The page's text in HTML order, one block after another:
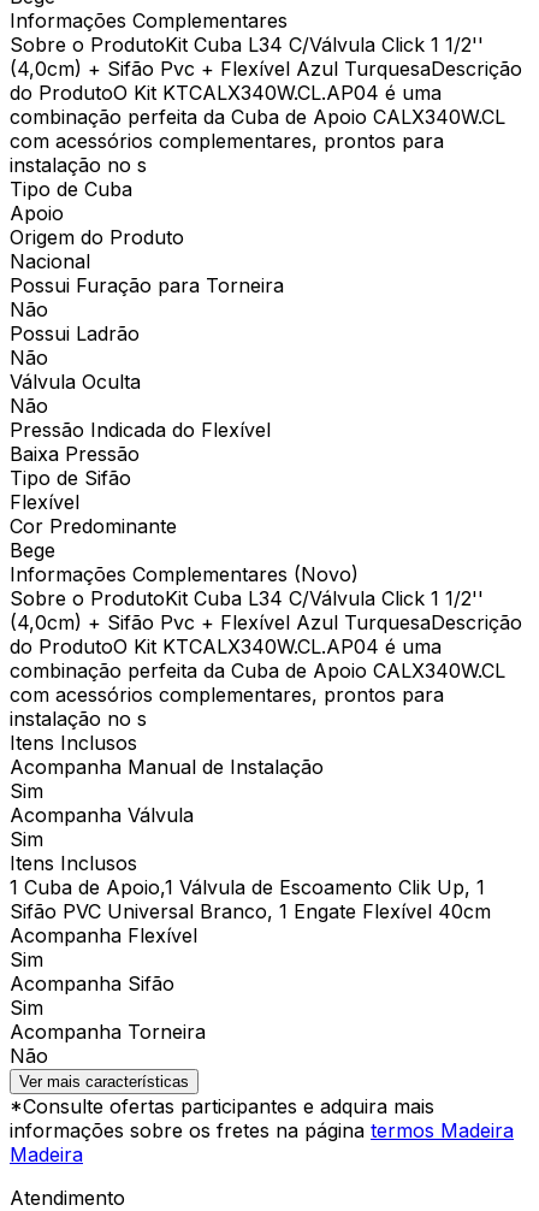
Informações Complementares
Sobre o ProdutoKit Cuba L34 C/Válvula Click 1 1/2''
(4,0cm) + Sifão Pvc + Flexível Azul TurquesaDescrição
do ProdutoO Kit KTCALX340W.CL.AP04 é uma
combinação perfeita da Cuba de Apoio CALX340W.CL
com acessórios complementares, prontos para
instalação no s
Tipo de Cuba
Apoio
Origem do Produto
Nacional
Possui Furação para Torneira
Não
Possui Ladrão
Não
Válvula Oculta
Não
Pressão Indicada do Flexível
Baixa Pressão
Tipo de Sifão
Flexível
Cor Predominante
Bege
Informações Complementares (Novo)
Sobre o ProdutoKit Cuba L34 C/Válvula Click 1 1/2''
(4,0cm) + Sifão Pvc + Flexível Azul TurquesaDescrição
do ProdutoO Kit KTCALX340W.CL.AP04 é uma
combinação perfeita da Cuba de Apoio CALX340W.CL
com acessórios complementares, prontos para
instalação no s
Itens Inclusos
Acompanha Manual de Instalação
Sim
Acompanha Válvula
Sim
Itens Inclusos
1 Cuba de Apoio,1 Válvula de Escoamento Clik Up, 1
Sifão PVC Universal Branco, 1 Engate Flexível 40cm
Acompanha Flexível
Sim
Acompanha Sifão
Sim
Acompanha Torneira
Não
Ver mais características
*Consulte ofertas participantes e adquira mais
informações sobre os fretes na página termos Madeira
Madeira
Atendimento